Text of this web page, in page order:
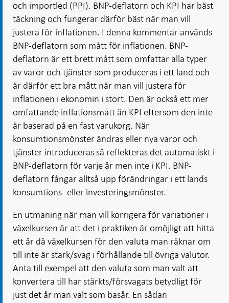
och importled (PPI). BNP-deflatorn och KPI har bäst
täckning och fungerar därför bäst när man vill
justera för inflationen. I denna kommentar används
BNP-deflatorn som mått för inflationen. BNP-
deflatorn är ett brett mått som omfattar alla typer
av varor och tjänster som produceras i ett land och
är därför ett bra mått när man vill justera för
inflationen i ekonomin i stort. Den är också ett mer
omfattande inflationsmått än KPI eftersom den inte
är baserad på en fast varukorg. När
konsumtionsmönster ändras eller nya varor och
tjänster introduceras så reflekteras det automatiskt i
BNP-deflatorn för varje år men inte i KPI. BNP-
deflatorn fångar alltså upp förändringar i ett lands
konsumtions- eller investeringsmönster.
En utmaning när man vill korrigera för variationer i
växelkursen är att det i praktiken är omöjligt att hitta
ett år då växelkursen för den valuta man räknar om
till inte är stark/svag i förhållande till övriga valutor.
Anta till exempel att den valuta som man valt att
konvertera till har stärkts/försvagats betydligt för
just det år man valt som basår. En sådan